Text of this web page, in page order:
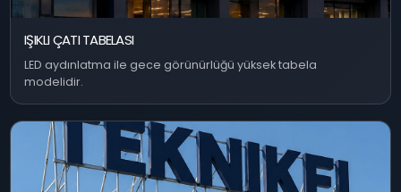
IŞIKLI ÇATI TABELASI
LED aydınlatma ile gece görünürlüğü yüksek tabela
modelidir.